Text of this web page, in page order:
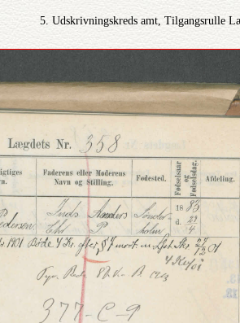
5. Udskrivningskreds amt, Tilgangsrulle